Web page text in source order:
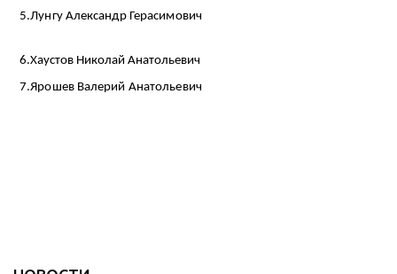
5.Лунгу Александр Герасимович
6.Хаустов Николай Анатольевич
7.Ярошев Валерий Анатольевич